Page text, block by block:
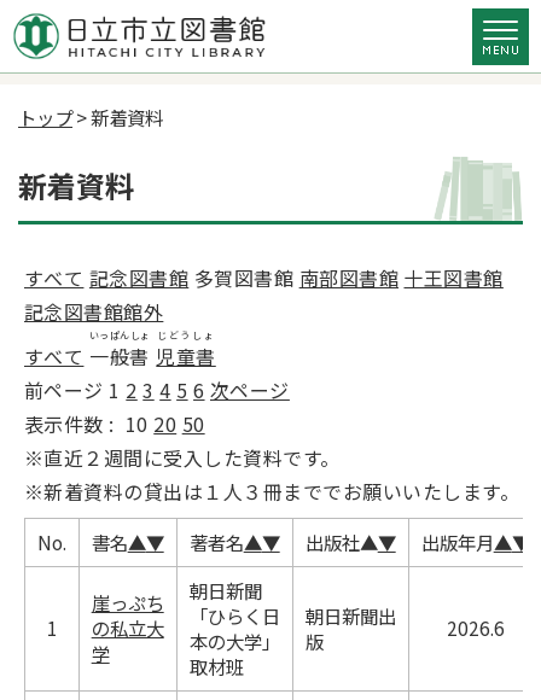
トップ> 新着資料
新着資料
すべて 記念図書館 多賀図書館 南部図書館 十王図書館
記念図書館館外
すべて 一般書
いっぱんしょ
児童書
じどうしょ
前ページ 1 2 3 4 5 6 次ページ
10 20 50
※直近２週間に受入した資料です。
※新着資料の貸出は１人３冊まででお願いいたします。
No. 書名▲▼ 著者名▲▼ 出版社▲▼ 出版年月▲▼
1
崖っぷち
の私立大
学
朝日新聞
「ひらく日
本の大学」
取材班
朝日新聞出
版
2026.6